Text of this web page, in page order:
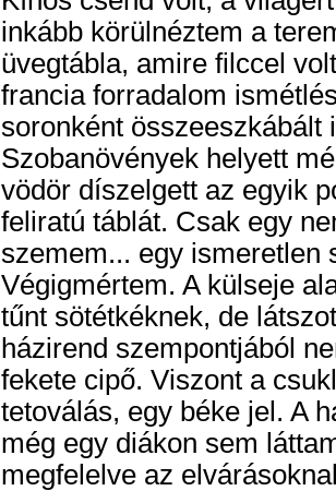
inkább körülnéztem a
üvegtábla, amire filccel
francia forradalom
soronként összeeszkábált
Szobanövények helyett
vödör díszelgett az egyik
feliratú táblát. Csak egy
szemem... egy ismeretlen
Végigmértem. A külseje
tűnt sötétkéknek, de
házirend szempontjából
fekete cipő. Viszont a
tetoválás, egy béke jel. A
még egy diákon sem
megfelelve az